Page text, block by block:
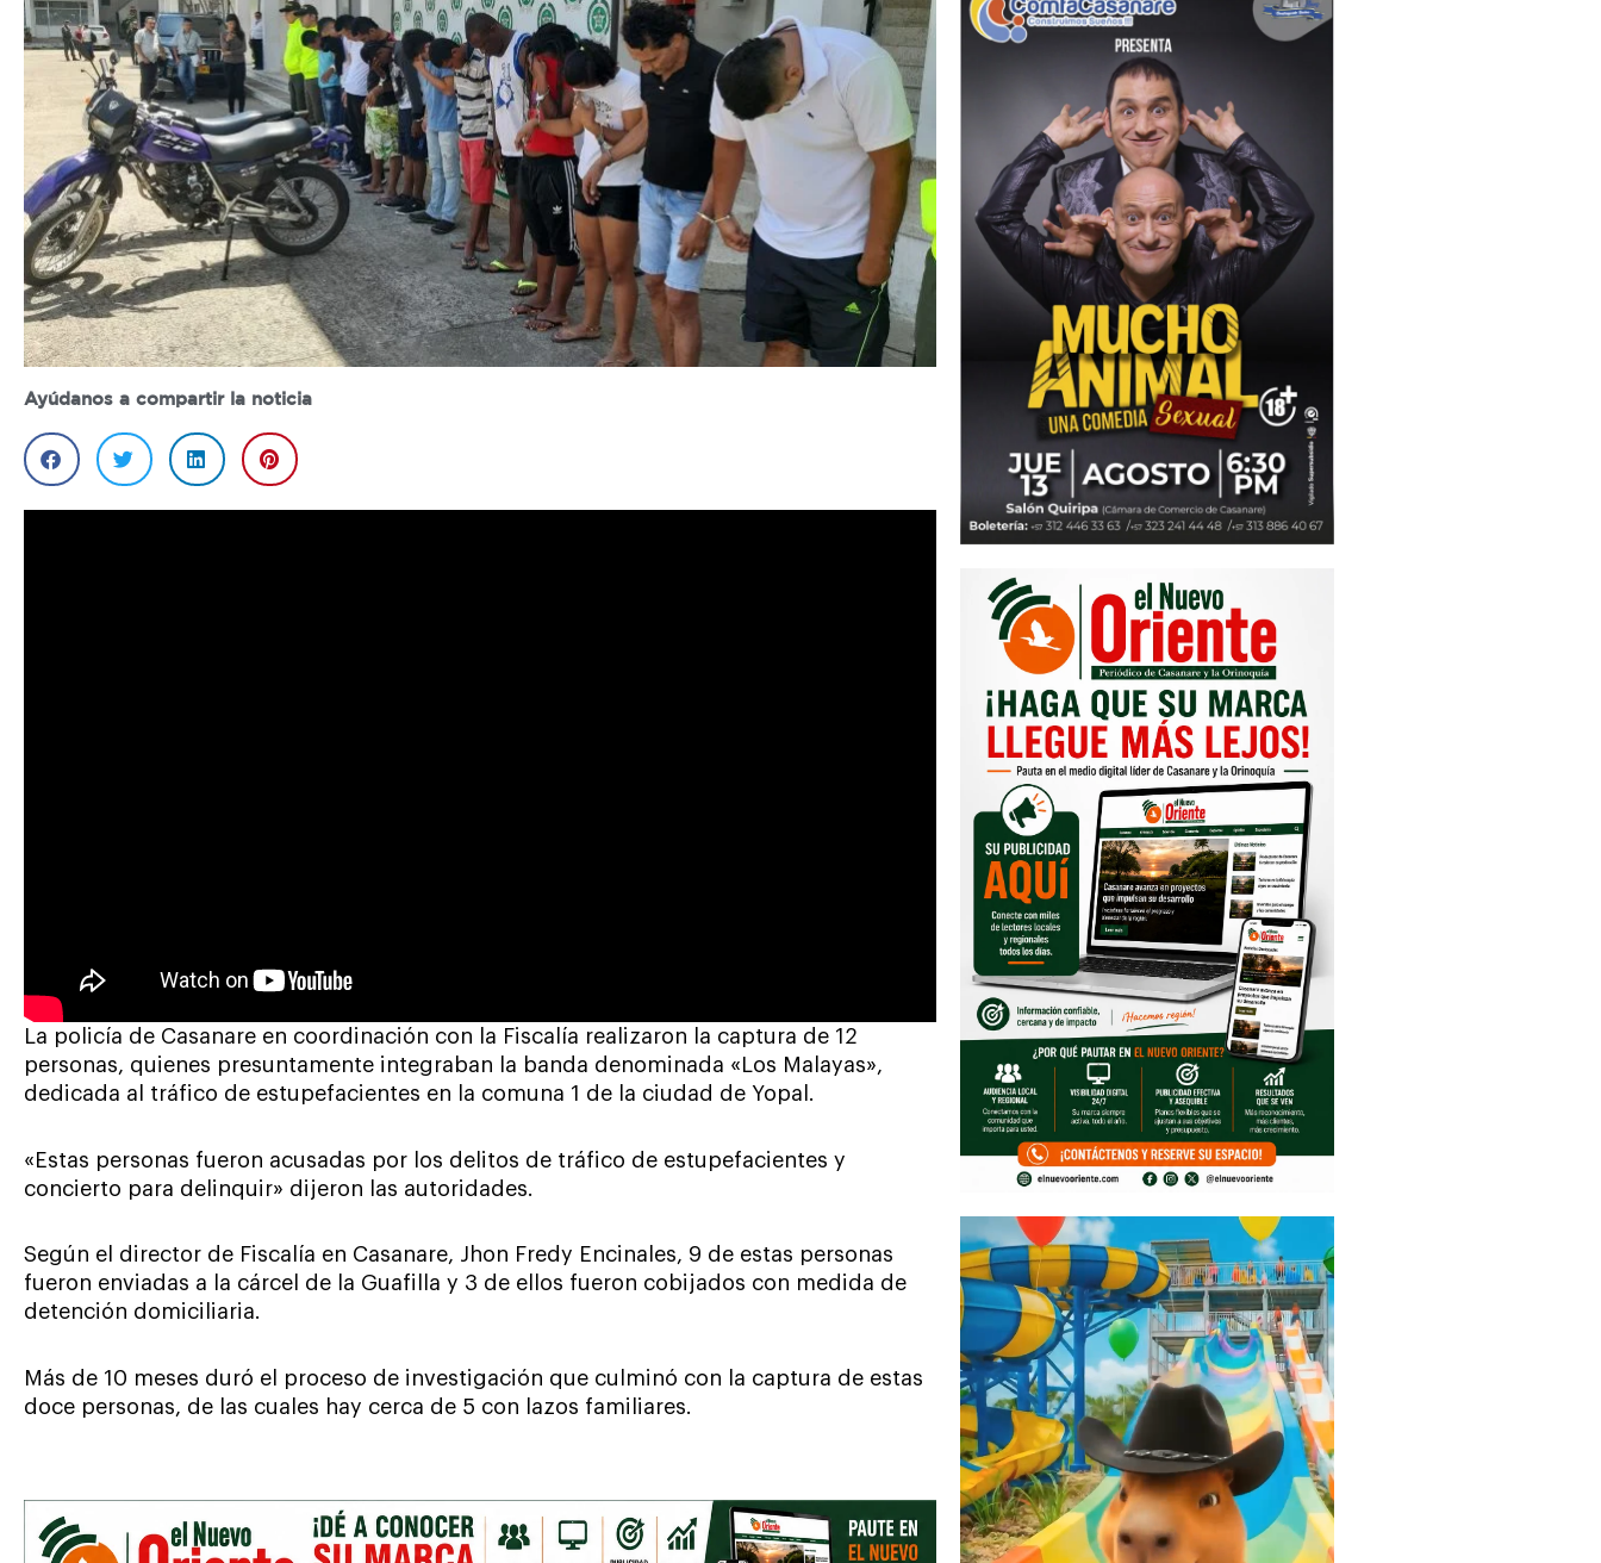
Ayúdanos a compartir la noticia
La policía de Casanare en coordinación con la Fiscalía realizaron la captura de 12
personas, quienes presuntamente integraban la banda denominada «Los Malayas»,
dedicada al tráfico de estupefacientes en la comuna 1 de la ciudad de Yopal.
«Estas personas fueron acusadas por los delitos de tráfico de estupefacientes y
concierto para delinquir» dijeron las autoridades.
Según el director de Fiscalía en Casanare, Jhon Fredy Encinales, 9 de estas personas
fueron enviadas a la cárcel de la Guafilla y 3 de ellos fueron cobijados con medida de
detención domiciliaria.
Más de 10 meses duró el proceso de investigación que culminó con la captura de estas
doce personas, de las cuales hay cerca de 5 con lazos familiares.